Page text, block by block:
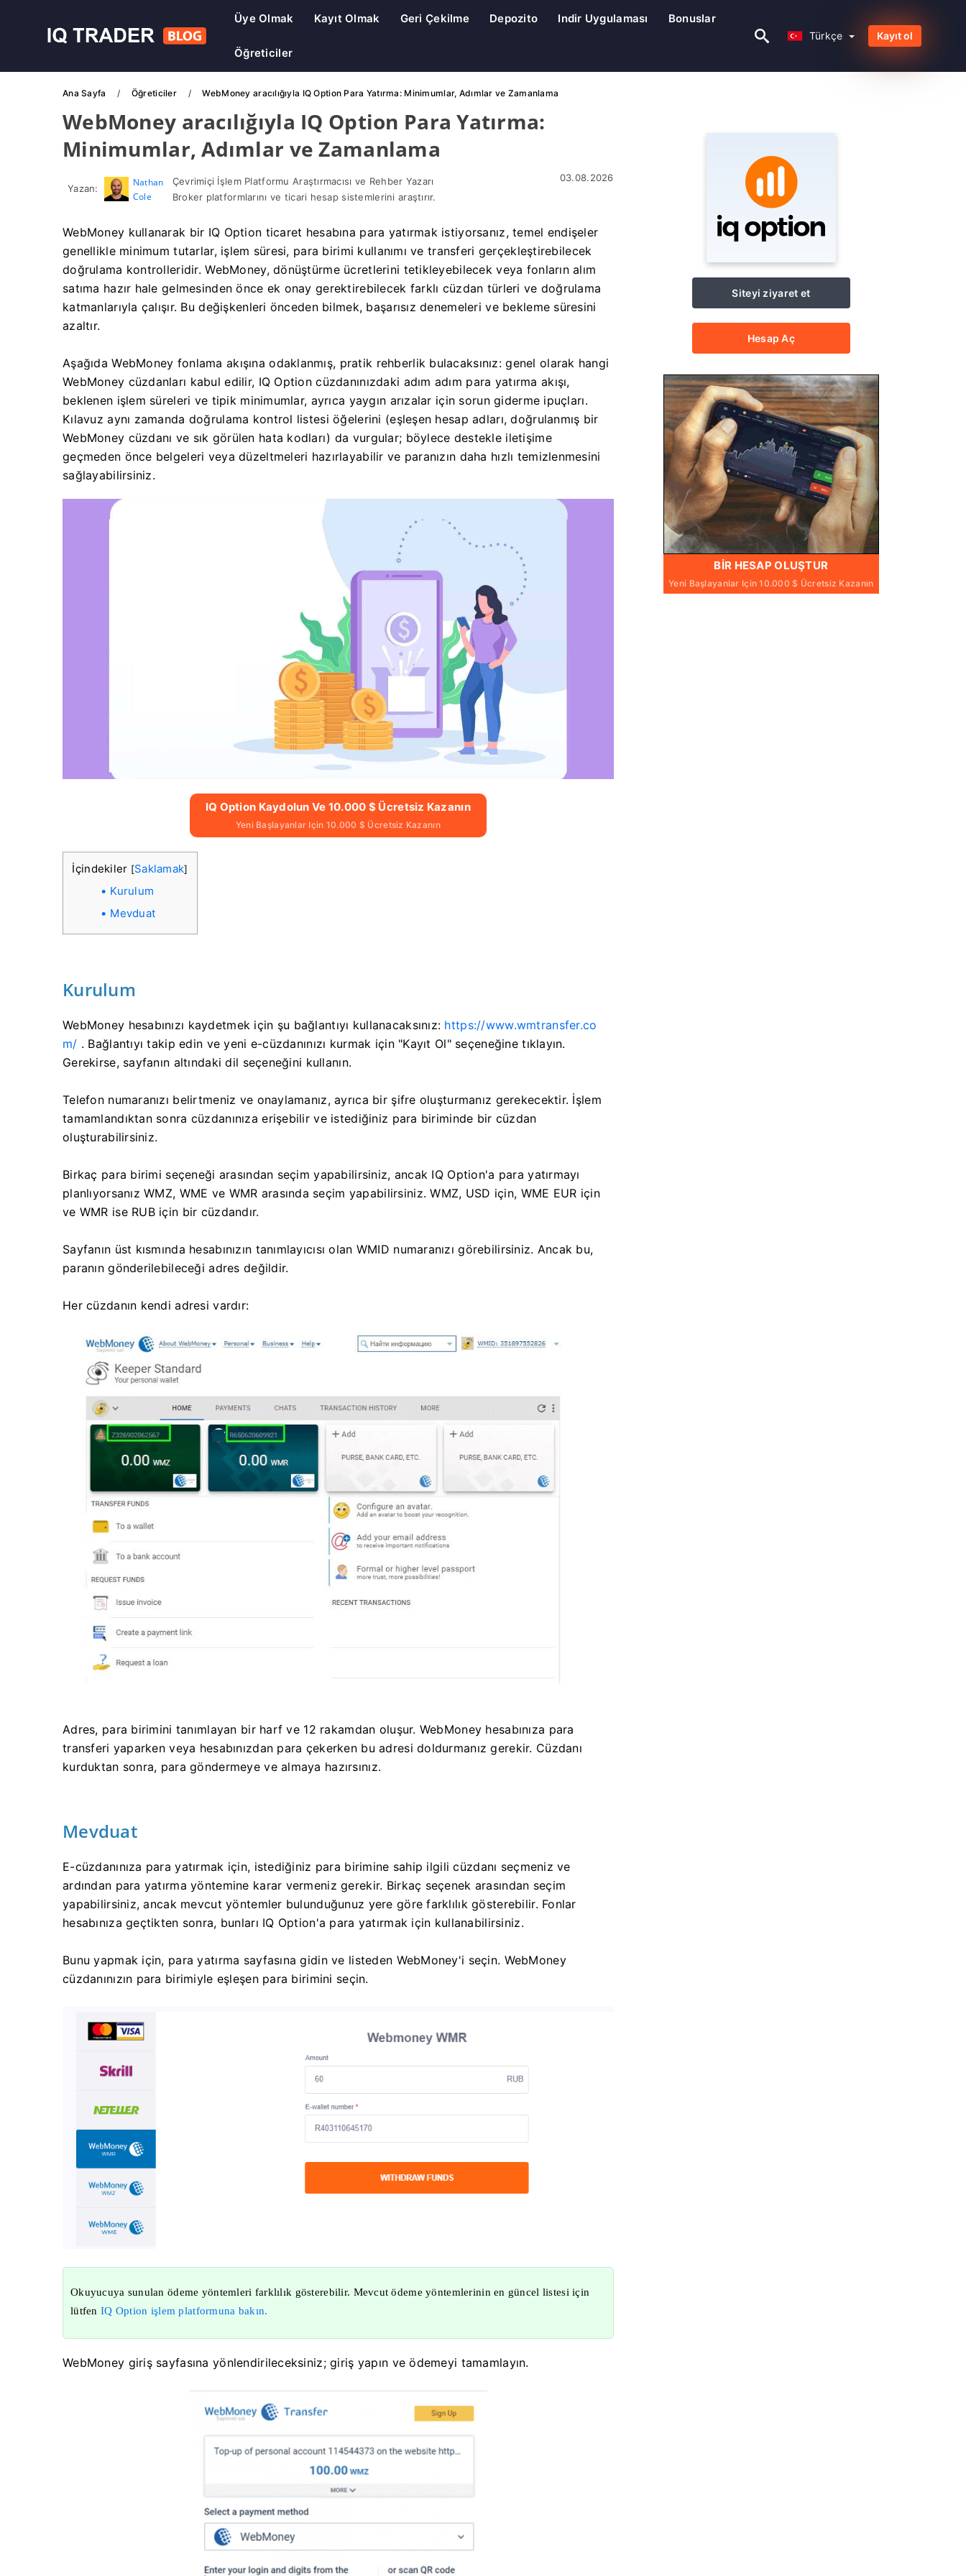
Üye Olmak Kayıt Olmak Geri Çekilme Depozito Indir Uygulaması Bonuslar
Öğreticiler
Türkçe Kayıt ol
Ana Sayfa Öğreticiler WebMoney aracılığıyla IQ Option Para Yatırma: Minimumlar, Adımlar ve Zamanlama
WebMoney aracılığıyla IQ Option Para Yatırma:
Minimumlar, Adımlar ve Zamanlama
Yazan:
Nathan
Cole
Çevrimiçi İşlem Platformu Araştırmacısı ve Rehber Yazarı
Broker platformlarını ve ticari hesap sistemlerini araştırır.
03.08.2026
WebMoney kullanarak bir IQ Option ticaret hesabına para yatırmak istiyorsanız, temel endişeler
genellikle minimum tutarlar, işlem süresi, para birimi kullanımı ve transferi gerçekleştirebilecek
doğrulama kontrolleridir. WebMoney, dönüştürme ücretlerini tetikleyebilecek veya fonların alım
satıma hazır hale gelmesinden önce ek onay gerektirebilecek farklı cüzdan türleri ve doğrulama
katmanlarıyla çalışır. Bu değişkenleri önceden bilmek, başarısız denemeleri ve bekleme süresini
azaltır.
Aşağıda WebMoney fonlama akışına odaklanmış, pratik rehberlik bulacaksınız: genel olarak hangi
WebMoney cüzdanları kabul edilir, IQ Option cüzdanınızdaki adım adım para yatırma akışı,
beklenen işlem süreleri ve tipik minimumlar, ayrıca yaygın arızalar için sorun giderme ipuçları.
Kılavuz aynı zamanda doğrulama kontrol listesi öğelerini (eşleşen hesap adları, doğrulanmış bir
WebMoney cüzdanı ve sık görülen hata kodları) da vurgular; böylece destekle iletişime
geçmeden önce belgeleri veya düzeltmeleri hazırlayabilir ve paranızın daha hızlı temizlenmesini
sağlayabilirsiniz.
IQ Option Kaydolun Ve 10.000 $ Ücretsiz Kazanın
Yeni Başlayanlar Için 10.000 $ Ücretsiz Kazanın
İçindekiler [Saklamak]
Kurulum
Mevduat
Kurulum
WebMoney hesabınızı kaydetmek için şu bağlantıyı kullanacaksınız: https://www.wmtransfer.co
m/ . Bağlantıyı takip edin ve yeni e-cüzdanınızı kurmak için "Kayıt Ol" seçeneğine tıklayın.
Gerekirse, sayfanın altındaki dil seçeneğini kullanın.
Telefon numaranızı belirtmeniz ve onaylamanız, ayrıca bir şifre oluşturmanız gerekecektir. İşlem
tamamlandıktan sonra cüzdanınıza erişebilir ve istediğiniz para biriminde bir cüzdan
oluşturabilirsiniz.
Birkaç para birimi seçeneği arasından seçim yapabilirsiniz, ancak IQ Option'a para yatırmayı
planlıyorsanız WMZ, WME ve WMR arasında seçim yapabilirsiniz. WMZ, USD için, WME EUR için
ve WMR ise RUB için bir cüzdandır.
Sayfanın üst kısmında hesabınızın tanımlayıcısı olan WMID numaranızı görebilirsiniz. Ancak bu,
paranın gönderilebileceği adres değildir.
Her cüzdanın kendi adresi vardır:
Adres, para birimini tanımlayan bir harf ve 12 rakamdan oluşur. WebMoney hesabınıza para
transferi yaparken veya hesabınızdan para çekerken bu adresi doldurmanız gerekir. Cüzdanı
kurduktan sonra, para göndermeye ve almaya hazırsınız.
Mevduat
E-cüzdanınıza para yatırmak için, istediğiniz para birimine sahip ilgili cüzdanı seçmeniz ve
ardından para yatırma yöntemine karar vermeniz gerekir. Birkaç seçenek arasından seçim
yapabilirsiniz, ancak mevcut yöntemler bulunduğunuz yere göre farklılık gösterebilir. Fonlar
hesabınıza geçtikten sonra, bunları IQ Option'a para yatırmak için kullanabilirsiniz.
Bunu yapmak için, para yatırma sayfasına gidin ve listeden WebMoney'i seçin. WebMoney
cüzdanınızın para birimiyle eşleşen para birimini seçin.
Okuyucuya sunulan ödeme yöntemleri farklılık gösterebilir. Mevcut ödeme yöntemlerinin en güncel listesi için
lütfen IQ Option işlem platformuna bakın.
WebMoney giriş sayfasına yönlendirileceksiniz; giriş yapın ve ödemeyi tamamlayın.
Siteyi ziyaret et
Hesap Aç
BIR HESAP OLUŞTUR
Yeni Başlayanlar Için 10.000 $ Ücretsiz Kazanın